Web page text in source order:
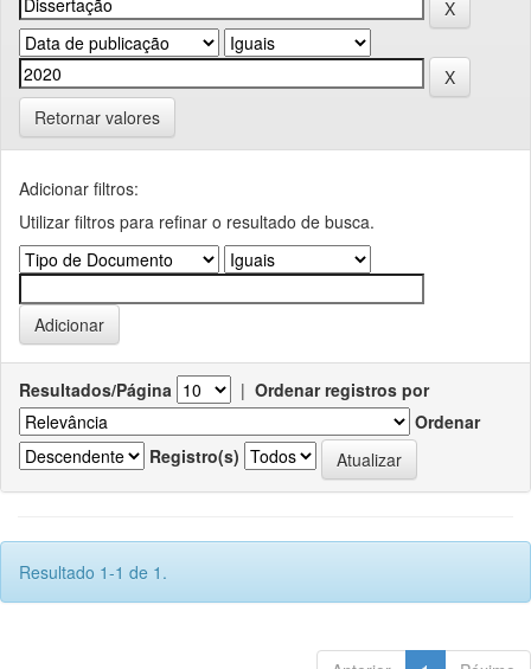
Retornar valores
Adicionar filtros:
Utilizar filtros para refinar o resultado de busca.
Resultados/Página | Ordenar registros por
Ordenar
Registro(s)
Resultado 1-1 de 1.